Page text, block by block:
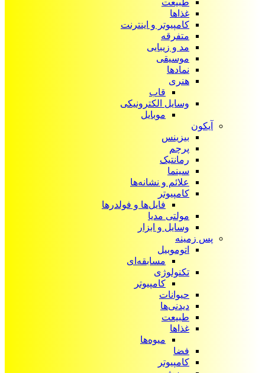
طبیعت
غذاها
کامپیوتر و اینترنت
متفرقه
مد و زیبایی
موسیقی
نمادها
هنری
قاب
وسایل الکترونیکی
موبایل
آیکون‌
بیزینس
پرچم
رمانتیک
سینما
علائم و نشانه‌ها
کامپیوتر
فایل‌ها و فولدرها
مولتی مدیا
وسایل و ابزار
پس زمینه
اتوموبیل
مسابقه‌ای
تکنولوژی
کامپیوتر
حیوانات
دیدنی‌ها
طبیعت
غذاها
میوه‌ها
فضا
کامپیوتر